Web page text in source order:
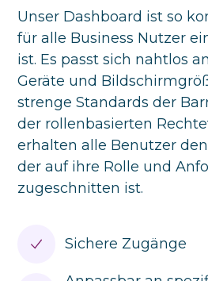
Unser Dashboard ist so
für alle Business Nutzer
ist. Es passt sich nahtlos
Geräte und
strenge Standards der
der rollenbasierten
erhalten alle Benutzer
der auf ihre Rolle und
zugeschnitten ist.
Sichere Zugänge